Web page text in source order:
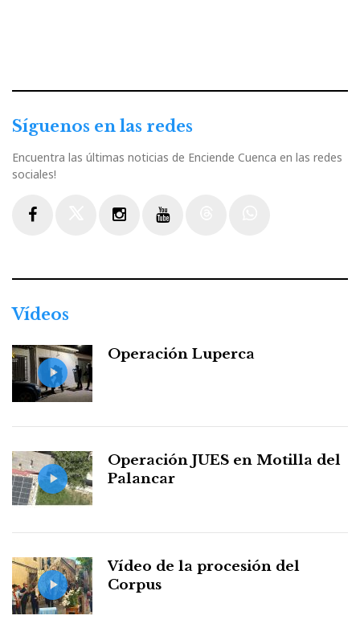
Síguenos en las redes
Encuentra las últimas noticias de Enciende Cuenca en las redes
sociales!
Vídeos
Operación Luperca
Operación JUES en Motilla del
Palancar
Vídeo de la procesión del
Corpus